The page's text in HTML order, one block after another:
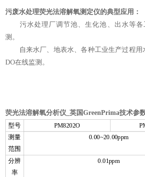
污废水处理荧光法溶解氧测定仪的典型应用：
污水处理厂调节池、生化池、出水等各
测。
自来水厂、地表水、各种工业生产过程用
DO在线监测。
荧光法溶解氧分析仪_英国GreenPrima技术参
型号 PM8202O
测量
范围
0.00~20.00ppm
分辨
率
0.01ppm